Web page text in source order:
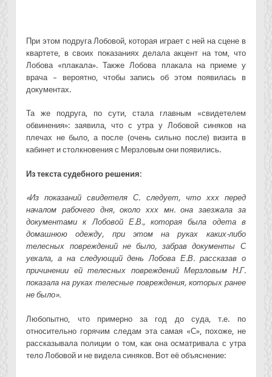
При этом подруга Лобовой, которая играет с ней на сцене в
квартете, в своих показаниях делала акцент на том, что
Лобова «плакала». Также Лобова плакала на приеме у
врача – вероятно, чтобы запись об этом появилась в
документах.
Та же подруга, по сути, стала главным «свидетелем
обвинения»: заявила, что с утра у Лобовой синяков на
плечах не было, а после (очень сильно после) визита в
кабинет и столкновения с Мерзловым они появились.
Из текста судебного решения:
«Из показаний свидетеля С. следует, что ххх перед
началом рабочего дня, около ххх мн. она заезжала за
документами к Лобовой Е.В., которая была одета в
домашнюю одежду, при этом на руках каких-либо
телесных повреждений не было, забрав документы С
уехала, а на следующий день Лобова Е.В. рассказав о
причинении ей телесных повреждений Мерзловым Н.Г.
показала на руках телесные повреждения, которых ранее
не было».
Любопытно, что примерно за год до суда, т.е. по
относительно горячим следам эта самая «С», похоже, не
рассказывала полиции о том, как она осматривала с утра
тело Лобовой и не видела синяков. Вот её объяснение: